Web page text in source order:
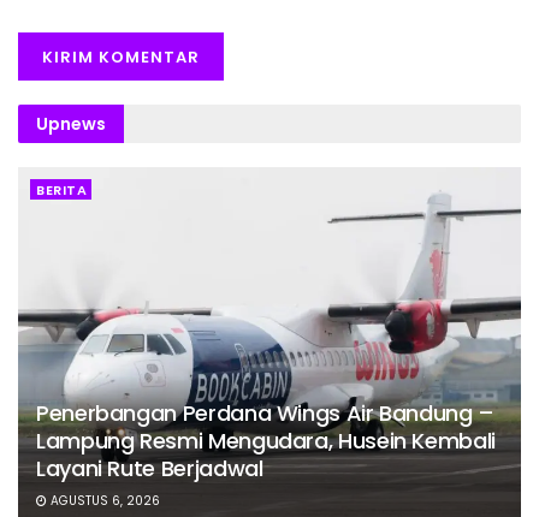
Upnews
BERITA
Penerbangan Perdana Wings Air Bandung –
Lampung Resmi Mengudara, Husein Kembali
Layani Rute Berjadwal
AGUSTUS 6, 2026